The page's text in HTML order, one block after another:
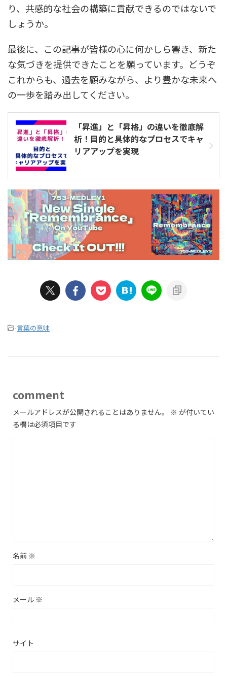
り、共感的な社会の構築に貢献できるのではないで
しょうか。
最後に、この記事が皆様の心に何かしら響き、新た
な気づきを提供できたことを願っています。どうぞ
これからも、過去を顧みながら、より豊かな未来へ
の一歩を踏み出してください。
「昇進」と「昇格」の違いを徹底解
析！目的と具体的なプロセスでキャ
リアアップを実現
-言葉の意味
comment
メールアドレスが公開されることはありません。 ※ が付いてい
る欄は必須項目です
名前 ※
メール ※
サイト